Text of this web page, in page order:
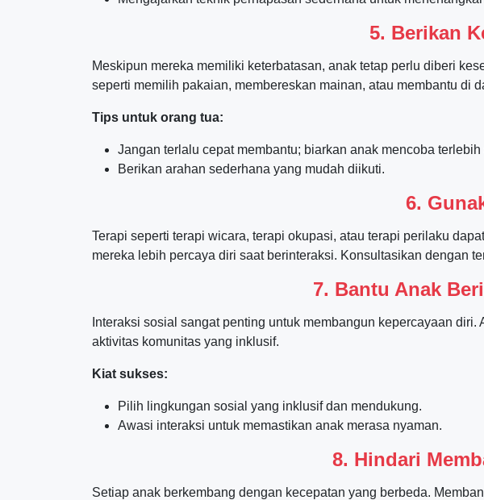
5. Berikan
Meskipun mereka memiliki keterbatasan, anak tetap perlu diberi
seperti memilih pakaian, membereskan mainan, atau membantu di
Tips untuk orang tua:
Jangan terlalu cepat membantu; biarkan anak mencoba terlebih
Berikan arahan sederhana yang mudah diikuti.
6.
Terapi seperti terapi wicara, terapi okupasi, atau terapi perilaku
mereka lebih percaya diri saat berinteraksi. Konsultasikan dengan
7. Bantu Anak
Interaksi sosial sangat penting untuk membangun kepercayaan
aktivitas komunitas yang inklusif.
Kiat sukses:
Pilih lingkungan sosial yang inklusif dan mendukung.
Awasi interaksi untuk memastikan anak merasa nyaman.
8. Hindari
Setiap anak berkembang dengan kecepatan yang berbeda.